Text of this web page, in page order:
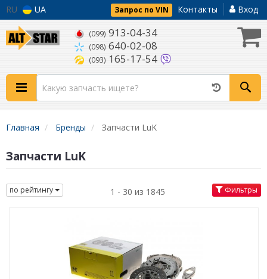
RU UA Запрос по VIN Контакты Вход
(099) 913-04-34
(098) 640-02-08
(093) 165-17-54
Главная Бренды Запчасти LuK
Запчасти LuK
по рейтингу 1 - 30 из 1845 Фильтры